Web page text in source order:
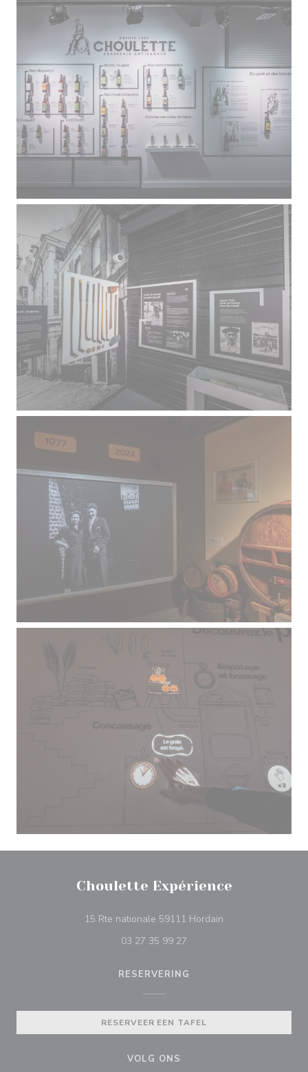
Choulette Expérience
15 Rte nationale 59111 Hordain
03 27 35 99 27
RESERVERING
RESERVEER EEN TAFEL
VOLG ONS